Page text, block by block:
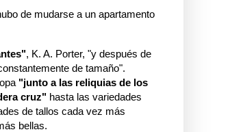
de mudarse a un apartamento
, K. A. Porter, "y después de
de tamaño".
"junto a las reliquias de los
cruz" hasta las variedades
de tallos cada vez más
bellas.